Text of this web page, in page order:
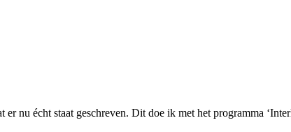
nu écht staat geschreven. Dit doe ik met het programma